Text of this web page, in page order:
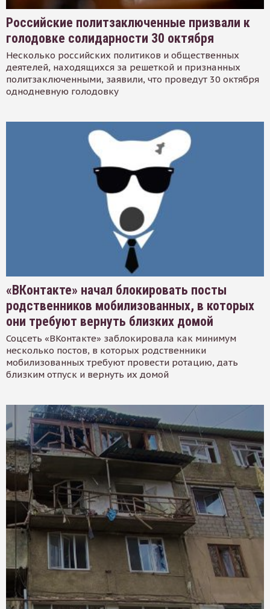
Российские политзаключенные призвали к
голодовке солидарности 30 октября
Несколько российских политиков и общественных
деятелей, находящихся за решеткой и признанных
политзаключенными, заявили, что проведут 30 октября
однодневную голодовку
«ВКонтакте» начал блокировать посты
родственников мобилизованных, в которых
они требуют вернуть близких домой
Соцсеть «ВКонтакте» заблокировала как минимум
несколько постов, в которых родственники
мобилизованных требуют провести ротацию, дать
близким отпуск и вернуть их домой